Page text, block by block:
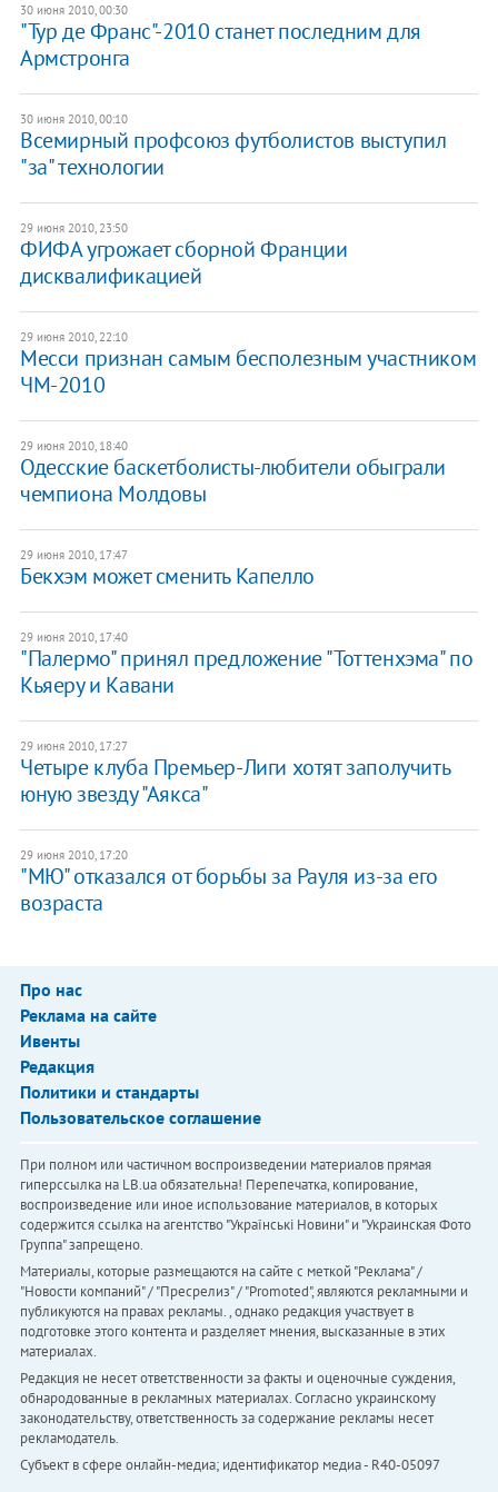
30 июня 2010, 00:30
"Тур де Франс"-2010 станет последним для
Армстронга
30 июня 2010, 00:10
Всемирный профсоюз футболистов выступил
"за" технологии
29 июня 2010, 23:50
ФИФА угрожает сборной Франции
дисквалификацией
29 июня 2010, 22:10
Месси признан самым бесполезным участником
ЧМ-2010
29 июня 2010, 18:40
Одесские баскетболисты-любители обыграли
чемпиона Молдовы
29 июня 2010, 17:47
Бекхэм может сменить Капелло
29 июня 2010, 17:40
"Палермо" принял предложение "Тоттенхэма" по
Кьяеру и Кавани
29 июня 2010, 17:27
Четыре клуба Премьер-Лиги хотят заполучить
юную звезду "Аякса"
29 июня 2010, 17:20
"МЮ" отказался от борьбы за Рауля из-за его
возраста
Про нас
Реклама на сайте
Ивенты
Редакция
Политики и стандарты
Пользовательское соглашение
При полном или частичном воспроизведении материалов прямая
гиперссылка на LB.ua обязательна! Перепечатка, копирование,
воспроизведение или иное использование материалов, в которых
содержится ссылка на агентство "Українськi Новини" и "Украинская Фото
Группа" запрещено.
Материалы, которые размещаются на сайте с меткой "Реклама" /
"Новости компаний" / "Пресрелиз" / "Promoted", являются рекламными и
публикуются на правах рекламы. , однако редакция участвует в
подготовке этого контента и разделяет мнения, высказанные в этих
материалах.
Редакция не несет ответственности за факты и оценочные суждения,
обнародованные в рекламных материалах. Согласно украинскому
законодательству, ответственность за содержание рекламы несет
рекламодатель.
Субъект в сфере онлайн-медиа; идентификатор медиа - R40-05097